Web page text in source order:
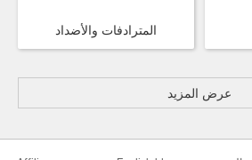
المترادفات والأضداد
عرض المزيد